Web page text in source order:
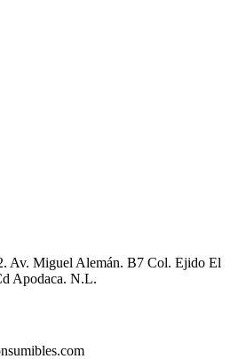
Av. Miguel Alemán. B7 Col. Ejido El
Apodaca. N.L.